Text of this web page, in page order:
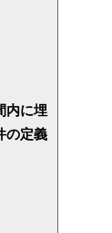
内に埋
の定義